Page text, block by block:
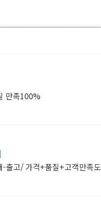
만족100%
출고/ 가격+품질+고객만족도